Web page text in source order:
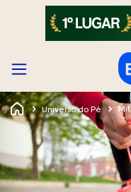
Universo do Pé